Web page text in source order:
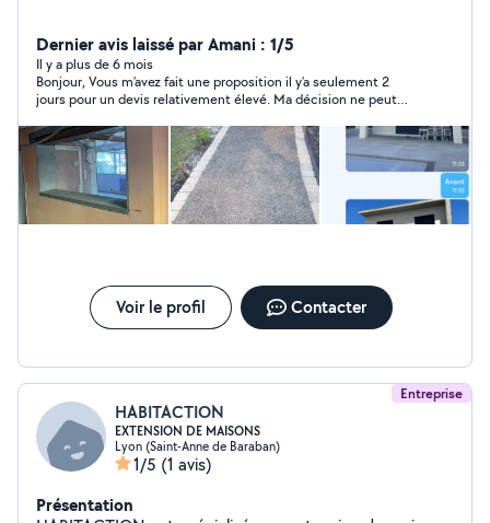
Dernier avis laissé par Amani : 1/5
Il y a plus de 6 mois
Bonjour, Vous m’avez fait une proposition il y’a seulement 2
jours pour un devis relativement élevé. Ma décision ne peut
Bonne continuation
Voir le profil Contacter
Entreprise
HABITACTION
EXTENSION DE MAISONS
Lyon (Saint-Anne de Baraban)
1/5 (1 avis)
Présentation